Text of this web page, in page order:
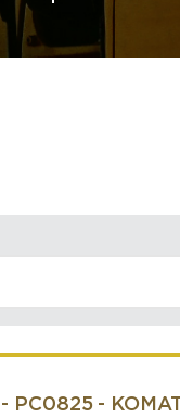
- PC0825 -